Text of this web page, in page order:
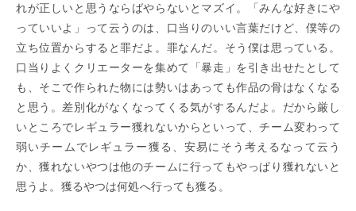
れが正しいと思うならばやらないとマズイ。「みんな好きにや
っていいよ」って云うのは、口当りのいい言葉だけど、僕等の
立ち位置からすると罪だよ。罪なんだ。そう僕は思っている。
口当りよくクリエーターを集めて「暴走」を引き出せたとして
も、そこで作られた物には勢いはあっても作品の骨はなくなる
と思う。差別化がなくなってくる気がするんだよ。だから厳し
いところでレギュラー獲れないからといって、チーム変わって
弱いチームでレギュラー獲る、安易にそう考えるなって云う
か、獲れないやつは他のチームに行ってもやっぱり獲れないと
思うよ。獲るやつは何処へ行っても獲る。